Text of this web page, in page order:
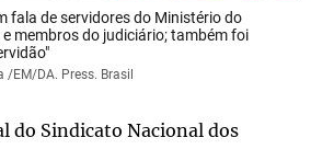
fala de servidores do Ministério do
membros do judiciário; também foi
/EM/DA. Press. Brasil
do Sindicato Nacional dos